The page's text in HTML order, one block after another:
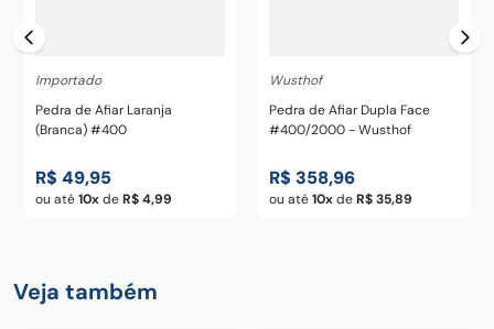
Importado
Pedra de Afiar Laranja
(Branca) #400
R$ 49,95
ou até10 deR$4,99
Wusthof
Pedra de Afiar Dupla Face
#400/2000 - Wusthof
R$ 358,96
ou até10 deR$35,89
Veja também